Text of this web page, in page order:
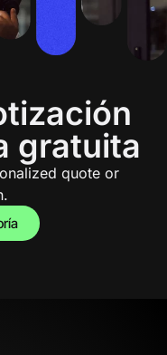
gratuita
quote or